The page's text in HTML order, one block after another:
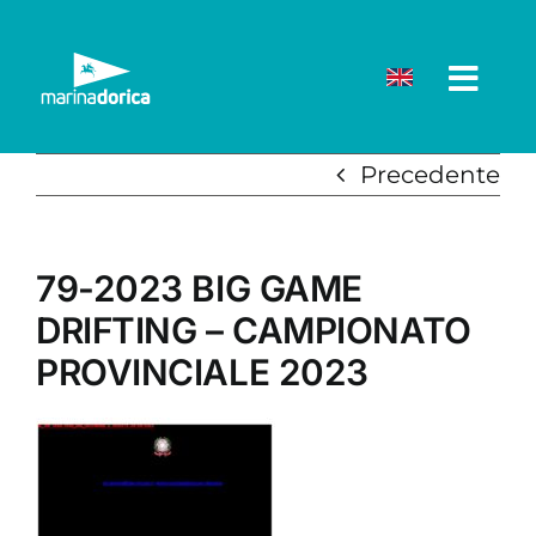
contenuto
Precedente
79-2023 BIG GAME
DRIFTING – CAMPIONATO
PROVINCIALE 2023